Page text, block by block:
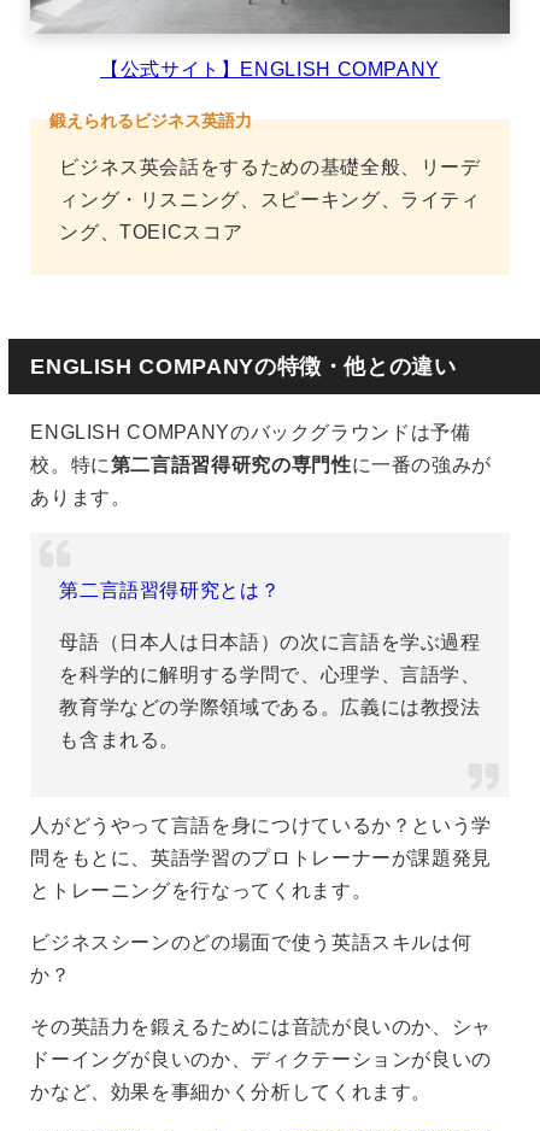
【公式サイト】ENGLISH COMPANY
鍛えられるビジネス英語力
ビジネス英会話をするための基礎全般、リーデ
ィング・リスニング、スピーキング、ライティ
ング、TOEICスコア
ENGLISH COMPANYの特徴・他との違い
ENGLISH COMPANYのバックグラウンドは予備
校。特に第二言語習得研究の専門性に一番の強みが
あります。
第二言語習得研究とは？
母語（日本人は日本語）の次に言語を学ぶ過程
を科学的に解明する学問で、心理学、言語学、
教育学などの学際領域である。広義には教授法
も含まれる。
人がどうやって言語を身につけているか？という学
問をもとに、英語学習のプロトレーナーが課題発見
とトレーニングを行なってくれます。
ビジネスシーンのどの場面で使う英語スキルは何
か？
その英語力を鍛えるためには音読が良いのか、シャ
ドーイングが良いのか、ディクテーションが良いの
かなど、効果を事細かく分析してくれます。